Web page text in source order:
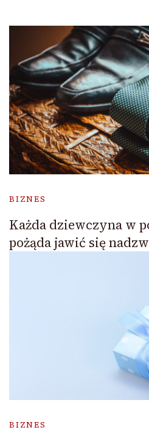
BIZNES
Każda dziewczyna w
pożąda jawić się
BIZNES